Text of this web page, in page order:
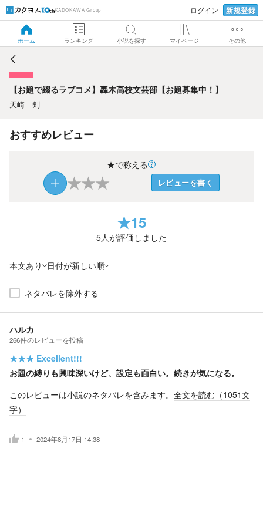
KADOKAWA Group ログイン 新規登録
ホーム ランキング 小説を探す マイページ その他
【お題で綴るラブコメ】轟木高校文芸部【お題募集中！】
【お題で綴るラブコメ】轟木高校文芸部【お題募集中！】
天崎 剣
おすすめレビュー
★で称える
★★★ レビューを書く
★15
5人が評価しました
本文あり 日付が新しい順
ネタバレを除外する
ハルカ
266件のレビューを投稿
★★★ Excellent!!!
お題の縛りも興味深いけど、設定も面白い。続きが気になる。
このレビューは小説のネタバレを含みます。 全文を読む（1051文
字）
1 2024年8月17日 14:38